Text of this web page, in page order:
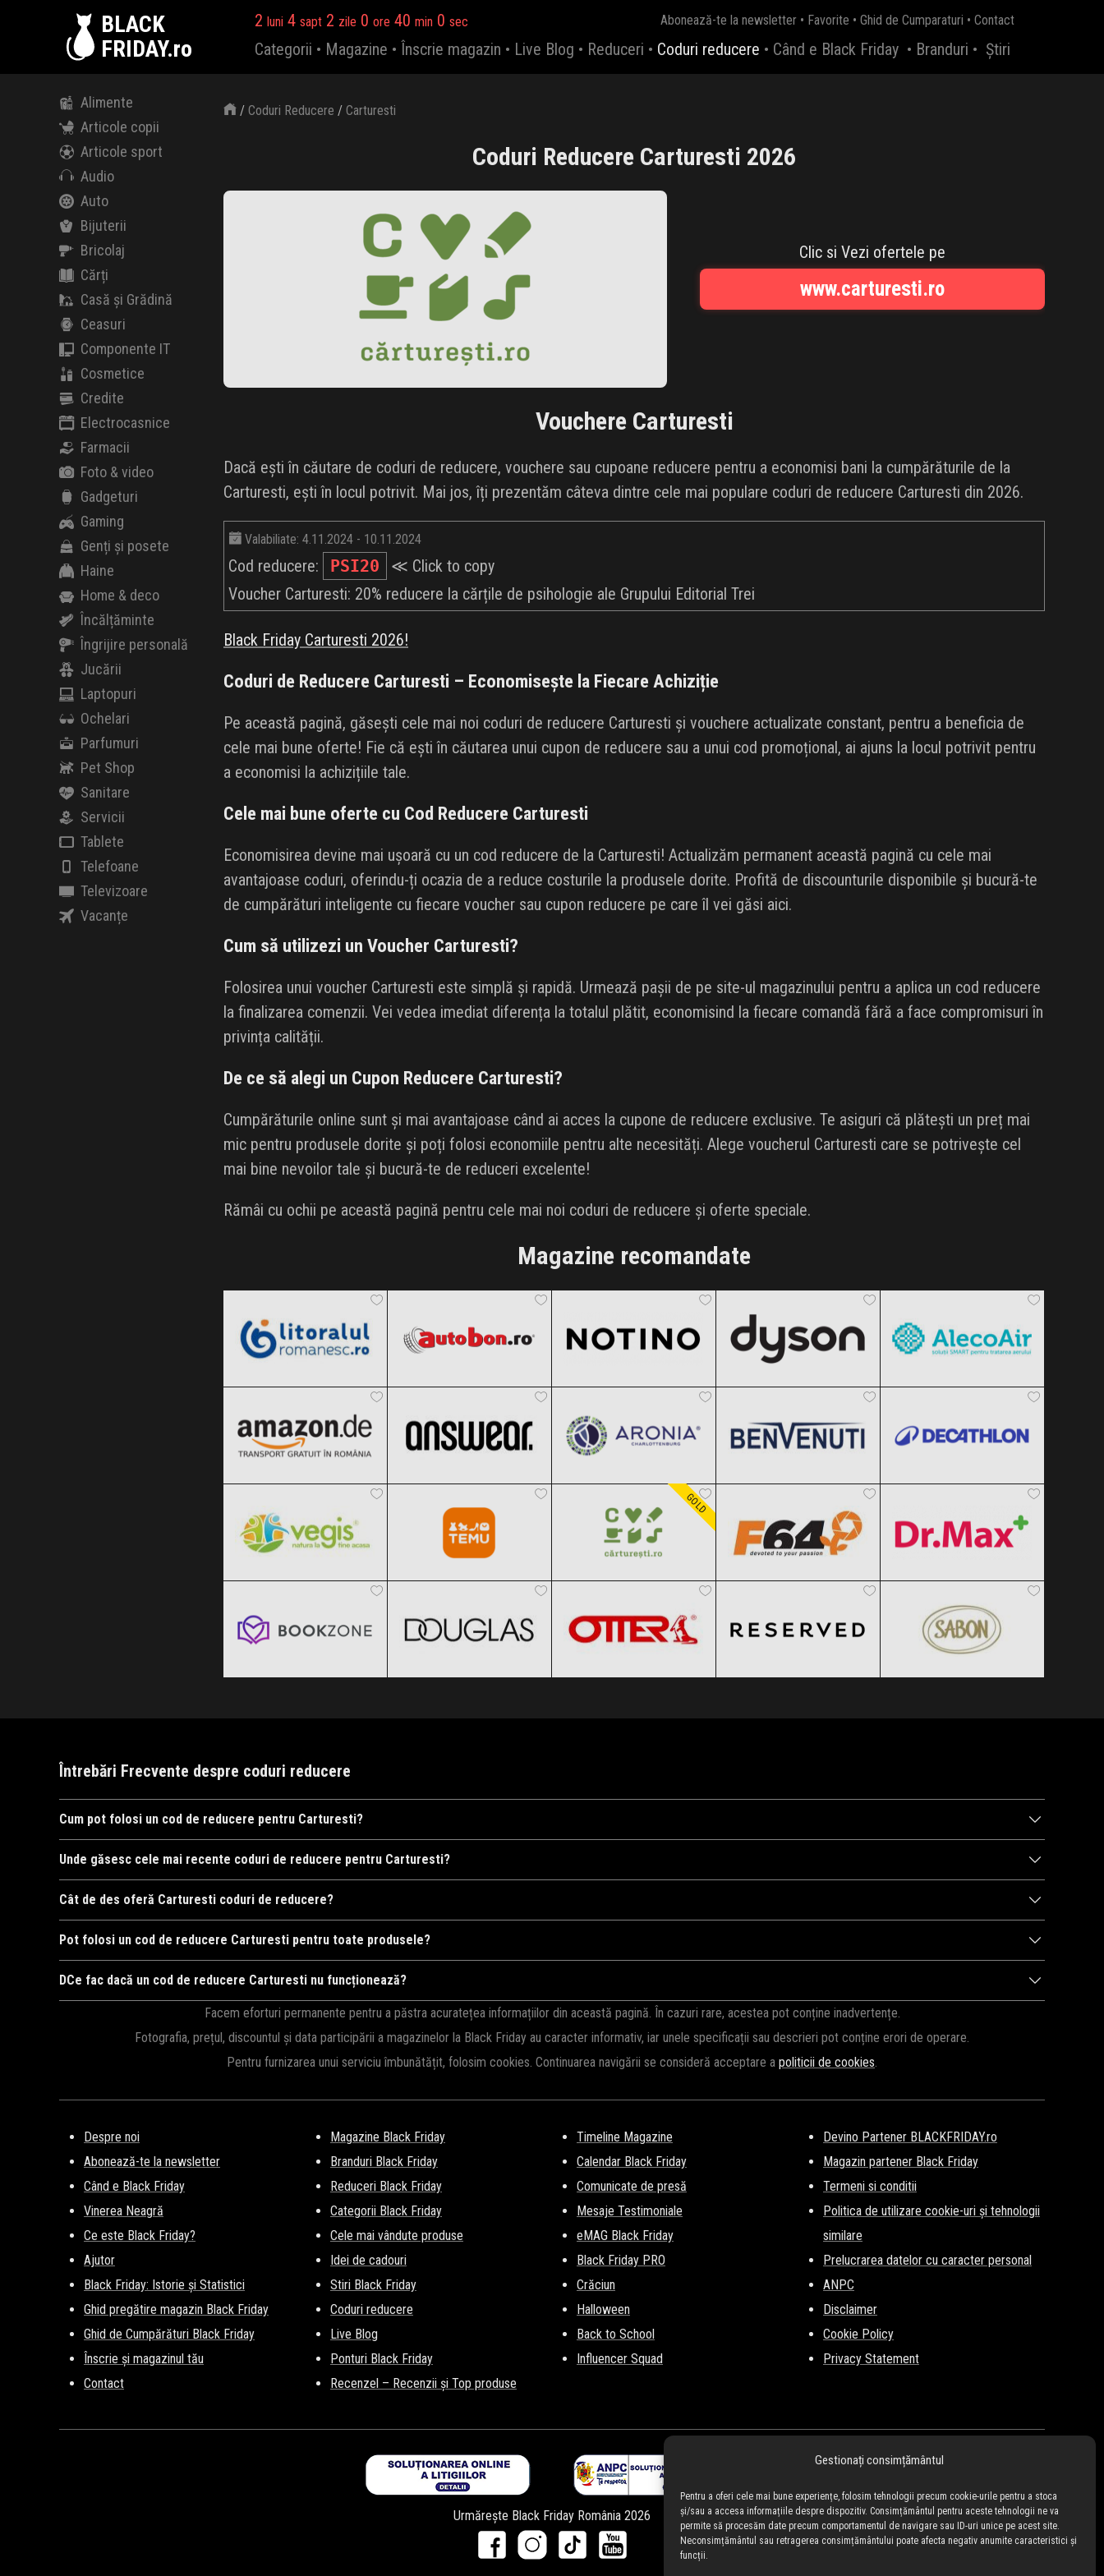
Gestionați consimțământul
Pentru a oferi cele mai bune experiențe, folosim tehnologii precum cookie-urile pentru a stoca
și/sau a accesa informațiile despre dispozitiv. Consimțământul pentru aceste tehnologii ne va
permite să procesăm date precum comportamentul de navigare sau ID-uri unice pe acest site.
Neconsimțământul sau retragerea consimțământului poate afecta negativ anumite caracteristici și
funcții.
BLACK
FRIDAY.ro
2 luni 4 sapt 2 zile 0 ore 39 min 59 sec Abonează-te la newsletter • Favorite • Ghid de Cumparaturi • Contact
Categorii • Magazine • Înscrie magazin • Live Blog • Reduceri • Coduri reducere • Când e Black Friday • Branduri • Știri
Alimente
Articole copii
Articole sport
Audio
Auto
Bijuterii
Bricolaj
Cărți
Casă și Grădină
Ceasuri
Componente IT
Cosmetice
Credite
Electrocasnice
Farmacii
Foto & video
Gadgeturi
Gaming
Genți și posete
Haine
Home & deco
Încălțăminte
Îngrijire personală
Jucării
Laptopuri
Ochelari
Parfumuri
Pet Shop
Sanitare
Servicii
Tablete
Telefoane
Televizoare
Vacanțe
/ Coduri Reducere / Carturesti
Coduri Reducere Carturesti 2026
Clic si Vezi ofertele pe
www.carturesti.ro
Vouchere Carturesti
Dacă ești în căutare de coduri de reducere, vouchere sau cupoane reducere pentru a economisi bani la cumpărăturile de la
Carturesti, ești în locul potrivit. Mai jos, îți prezentăm câteva dintre cele mai populare coduri de reducere Carturesti din 2026.
Valabiliate: 4.11.2024 - 10.11.2024
Cod reducere: PSI20
≪ Click to copy
Voucher Carturesti: 20% reducere la cărțile de psihologie ale Grupului Editorial Trei
Black Friday Carturesti 2026!
Coduri de Reducere Carturesti – Economisește la Fiecare Achiziție
Pe această pagină, găsești cele mai noi coduri de reducere Carturesti și vouchere actualizate constant, pentru a beneficia de
cele mai bune oferte! Fie că ești în căutarea unui cupon de reducere sau a unui cod promoțional, ai ajuns la locul potrivit pentru
a economisi la achizițiile tale.
Cele mai bune oferte cu Cod Reducere Carturesti
Economisirea devine mai ușoară cu un cod reducere de la Carturesti! Actualizăm permanent această pagină cu cele mai
avantajoase coduri, oferindu-ți ocazia de a reduce costurile la produsele dorite. Profită de discounturile disponibile și bucură-te
de cumpărături inteligente cu fiecare voucher sau cupon reducere pe care îl vei găsi aici.
Cum să utilizezi un Voucher Carturesti?
Folosirea unui voucher Carturesti este simplă și rapidă. Urmează pașii de pe site-ul magazinului pentru a aplica un cod reducere
la finalizarea comenzii. Vei vedea imediat diferența la totalul plătit, economisind la fiecare comandă fără a face compromisuri în
privința calității.
De ce să alegi un Cupon Reducere Carturesti?
Cumpărăturile online sunt și mai avantajoase când ai acces la cupone de reducere exclusive. Te asiguri că plătești un preț mai
mic pentru produsele dorite și poți folosi economiile pentru alte necesități. Alege voucherul Carturesti care se potrivește cel
mai bine nevoilor tale și bucură-te de reduceri excelente!
Rămâi cu ochii pe această pagină pentru cele mai noi coduri de reducere și oferte speciale.
Magazine recomandate
Clic și Vezi Ofertele! Clic și Vezi Ofertele! Clic și Vezi Ofertele! Clic și Vezi Ofertele! Clic și Vezi Ofertele!
Clic și Vezi Ofertele! Clic și Vezi Ofertele! Clic și Vezi Ofertele! Clic și Vezi Ofertele! Clic și Vezi Ofertele!
Clic și Vezi Ofertele! Clic și Vezi Ofertele!
Black Friday 2026
Clic și Vezi Ofertele!
GOLD
Clic și Vezi Ofertele! Clic și Vezi Ofertele!
Clic și Vezi Ofertele! Clic și Vezi Ofertele! Clic și Vezi Ofertele! Clic și Vezi Ofertele! Clic și Vezi Ofertele!
Întrebări Frecvente despre coduri reducere
Cum pot folosi un cod de reducere pentru Carturesti?
Pentru a folosi un cod de reducere la Carturesti, adăugați produsele dorite în coș, apoi introduceți codul în câmpul de reducere la finalizarea comenzii. Reducerea va fi aplicată automat la suma
totală, dacă codul este valabil.
Unde găsesc cele mai recente coduri de reducere pentru Carturesti?
Cele mai recente coduri de reducere pentru Carturesti sunt publicate pe această pagină și sunt actualizate constant. Verifică în mod regulat pentru a beneficia de cele mai bune oferte
disponibile.
Cât de des oferă Carturesti coduri de reducere?
Carturesti oferă frecvent coduri de reducere, în special în perioadele de sărbători, campanii speciale, sau în timpul reducerilor de sezon. Vă recomandăm să reveniți pe această pagină pentru a
nu rata nicio ofertă.
Pot folosi un cod de reducere Carturesti pentru toate produsele?
Unele coduri de reducere de la Carturesti sunt valabile pentru întreaga gamă de produse, însă altele se aplică doar la anumite categorii sau produse selectate. Verificați detaliile fiecărui cod
pentru a vă asigura că poate fi utilizat pentru produsele dorite.
DCe fac dacă un cod de reducere Carturesti nu funcționează?
Dacă un cod de reducere pentru Carturesti nu funcționează, verificați dacă acesta este încă activ, dacă îndepliniți condițiile de utilizare și dacă a fost introdus corect. Uneori, codurile expiră
sau sunt valabile doar pentru anumite produse sau perioade de timp.
Facem eforturi permanente pentru a păstra acuratețea informațiilor din această pagină. În cazuri rare, acestea pot conține inadvertențe.
Fotografia, prețul, discountul și data participării a magazinelor la Black Friday au caracter informativ, iar unele specificații sau descrieri pot conține erori de operare.
Pentru furnizarea unui serviciu îmbunătățit, folosim cookies. Continuarea navigării se consideră acceptare a politicii de cookies.
Despre noi
Abonează-te la newsletter
Când e Black Friday
Vinerea Neagră
Ce este Black Friday?
Ajutor
Black Friday: Istorie și Statistici
Ghid pregătire magazin Black Friday
Ghid de Cumpărături Black Friday
Înscrie și magazinul tău
Contact
Magazine Black Friday
Branduri Black Friday
Reduceri Black Friday
Categorii Black Friday
Cele mai vândute produse
Idei de cadouri
Stiri Black Friday
Coduri reducere
Live Blog
Ponturi Black Friday
Recenzel – Recenzii și Top produse
Timeline Magazine
Calendar Black Friday
Comunicate de presă
Mesaje Testimoniale
eMAG Black Friday
Black Friday PRO
Crăciun
Halloween
Back to School
Influencer Squad
Devino Partener BLACKFRIDAY.ro
Magazin partener Black Friday
Termeni si conditii
Politica de utilizare cookie-uri și tehnologii
similare
Prelucrarea datelor cu caracter personal
ANPC
Disclaimer
Cookie Policy
Privacy Statement
Urmărește Black Friday România 2026